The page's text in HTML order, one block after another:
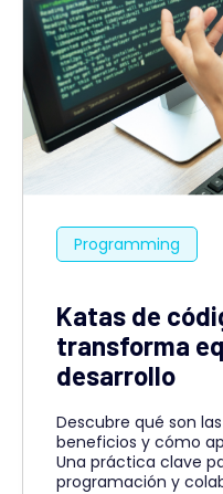
Programming
Katas de
transforma
desarrollo
Descubre qué son
beneficios y cómo
Una práctica clave
programación y